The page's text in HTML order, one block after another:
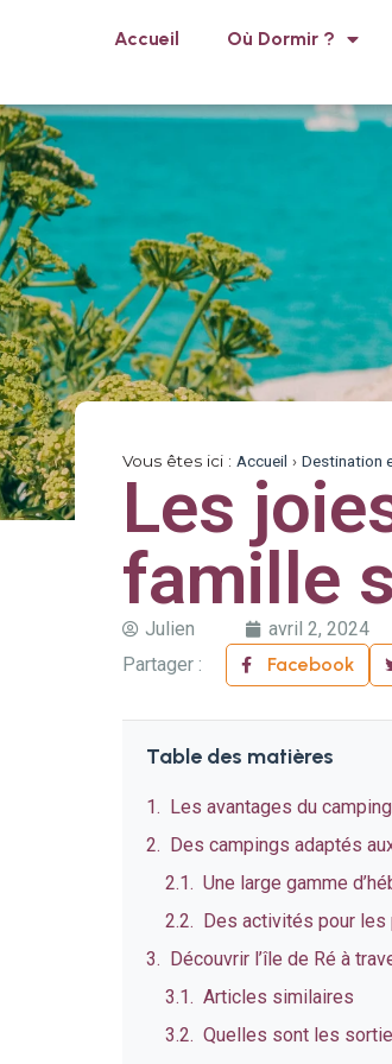
Accueil Où Dormir ?
Vous êtes ici : Accueil › Destination
Les
famille
Julien
avril 2, 2024
Partager :
Facebook
Table des matières
Les avantages du
Des campings adaptés
Une large gamme
Des activités pour
Découvrir l’île de Ré à
Articles similaires
Quelles sont les